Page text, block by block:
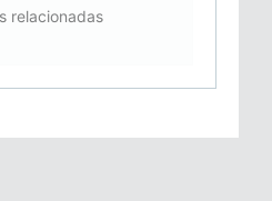
relacionadas